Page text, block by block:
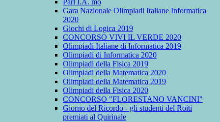
Parl I.A. mo
Gara Nazionale Olimpiadi Italiane Informatica
2020
Giochi di Logica 2019
CONCORSO VIVI IL VERDE 2020
Olimpiadi Italiane di Informatica 2019
Olimpiadi di Informatica 2020
Olimpiadi della Fisica 2019
Olimpiadi della Matematica 2020
Olimpiadi della Matematica 2019
Olimpiadi della Fisica 2020
CONCORSO "FLORESTANO VANCINI"
Giorno del Ricordo - gli studenti del Roiti
premiati al Quirinale